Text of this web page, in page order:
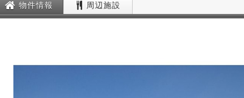
物件情報 周辺施設